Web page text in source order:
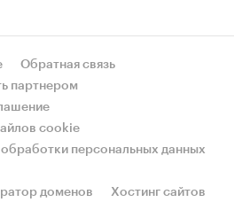
Обратная связь
партнером
cookie
персональных данных
доменов
Хостинг сайтов